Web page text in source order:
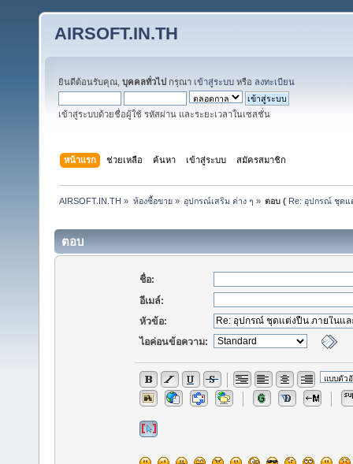
AIRSOFT.IN.TH
ยินดีต้อนรับคุณ, บุคคลทั่วไป กรุณา เข้าสู่ระบบ หรือ ลงทะเบียน
เข้าสู่ระบบด้วยชื่อผู้ใช้ รหัสผ่าน และระยะเวลาในเซสชั่น
หน้าแรก ช่วยเหลือ ค้นหา เข้าสู่ระบบ สมัครสมาชิก
AIRSOFT.IN.TH » ห้องซื้อขาย» อุปกรณ์เสริม ต่าง ๆ » ตอบ ( Re: อุปกรณ์ ชุดแ
ตอบ
ชื่อ:
อีเมล์:
หัวข้อ:
ไอค่อนข้อความ: